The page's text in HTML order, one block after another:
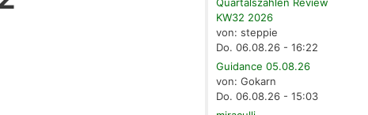
KW32 2026
von: steppie
Do. 06.08.26 - 16:22
Guidance 05.08.26
von: Gokarn
Do. 06.08.26 - 15:03